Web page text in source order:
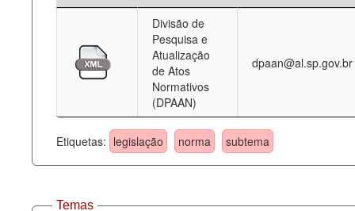
Divisão de
Pesquisa e
Atualização
de Atos
Normativos
(DPAAN)
dpaan@al.sp.gov.br
Etiquetas: legislação norma subtema
Temas